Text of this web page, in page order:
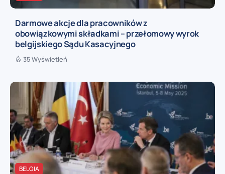
Darmowe akcje dla pracowników z
obowiązkowymi składkami – przełomowy wyrok
belgijskiego Sądu Kasacyjnego
35 Wyświetleń
BELGIA